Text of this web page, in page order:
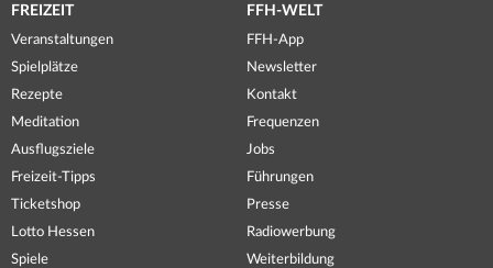
FREIZEIT
Veranstaltungen
Spielplätze
Rezepte
Meditation
Ausflugsziele
Freizeit-Tipps
Ticketshop
Lotto Hessen
Spiele
FFH-WELT
FFH-App
Newsletter
Kontakt
Frequenzen
Jobs
Führungen
Presse
Radiowerbung
Weiterbildung